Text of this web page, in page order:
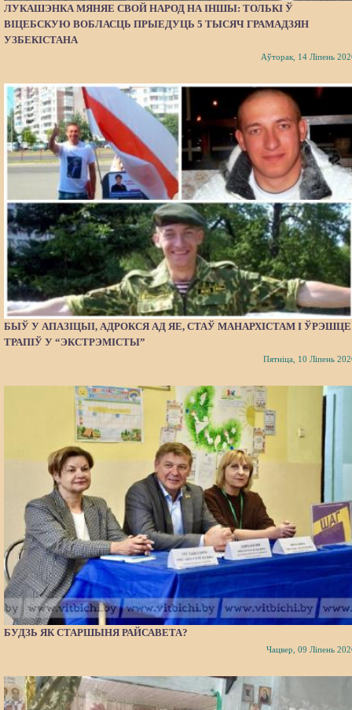
ЛУКАШЭНКА МЯНЯЕ СВОЙ НАРОД НА ІНШЫ: ТОЛЬКІ Ў
ВІЦЕБСКУЮ ВОБЛАСЦЬ ПРЫЕДУЦЬ 5 ТЫСЯЧ ГРАМАДЗЯН
УЗБЕКІСТАНА
Аўторак, 14 Ліпень
БЫЎ У АПАЗІЦЫІ, АДРОКСЯ АД ЯЕ, СТАЎ МАНАРХІСТАМ І ЎРЭШЦЕ
ТРАПІЎ У “ЭКСТРЭМІСТЫ”
Пятніца, 10 Ліпень
БУДЗЬ ЯК СТАРШЫНЯ РАЙСАВЕТА?
Чацвер, 09 Ліпень